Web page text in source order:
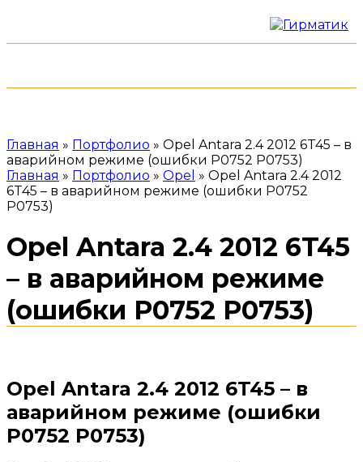
Главная » Портфолио » Opel Antara 2.4 2012 6T45 – в
аварийном режиме (ошибки Р0752 P0753)
Главная » Портфолио » Opel » Opel Antara 2.4 2012
6T45 – в аварийном режиме (ошибки Р0752
P0753)
Opel Antara 2.4 2012 6T45
– в аварийном режиме
(ошибки Р0752 P0753)
Opel Antara 2.4 2012 6T45 – в
аварийном режиме (ошибки
Р0752 P0753)